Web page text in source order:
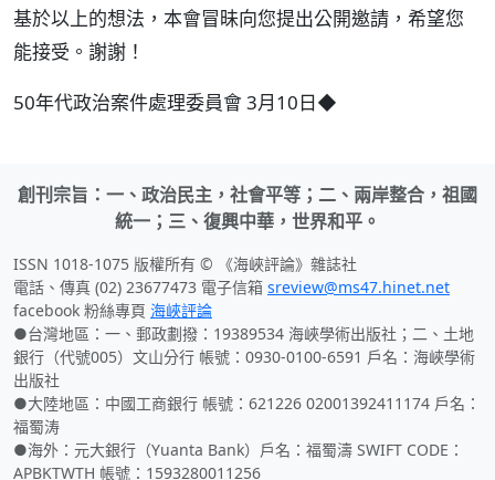
基於以上的想法，本會冒昧向您提出公開邀請，希望您
能接受。謝謝！
50年代政治案件處理委員會 3月10日◆
創刊宗旨：一、政治民主，社會平等；二、兩岸整合，祖國
統一；三、復興中華，世界和平。
ISSN 1018-1075 版權所有 © 《海峽評論》雜誌社
電話、傳真 (02) 23677473 電子信箱 sreview@ms47.hinet.net
facebook 粉絲專頁 海峽評論
●台灣地區：一、郵政劃撥：19389534 海峽學術出版社；二、土地
銀行（代號005）文山分行 帳號：0930-0100-6591 戶名：海峽學術
出版社
●大陸地區：中國工商銀行 帳號：621226 02001392411174 戶名：
福蜀涛
●海外：元大銀行（Yuanta Bank）戶名：福蜀濤 SWIFT CODE：
APBKTWTH 帳號：1593280011256